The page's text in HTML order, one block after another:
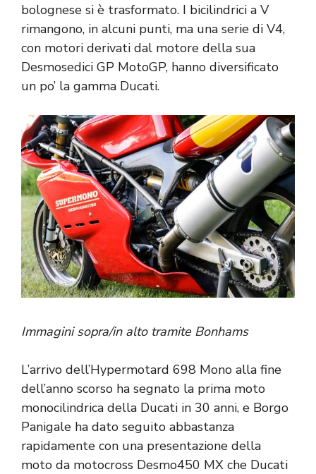
bolognese si è trasformato. I bicilindrici a V
rimangono, in alcuni punti, ma una serie di V4,
con motori derivati ​​dal motore della sua
Desmosedici GP MotoGP, hanno diversificato
un po’ la gamma Ducati.
Immagini sopra/in alto tramite Bonhams
L’arrivo dell’Hypermotard 698 Mono alla fine
dell’anno scorso ha segnato la prima moto
monocilindrica della Ducati in 30 anni, e Borgo
Panigale ha dato seguito abbastanza
rapidamente con una presentazione della
moto da motocross Desmo450 MX che Ducati